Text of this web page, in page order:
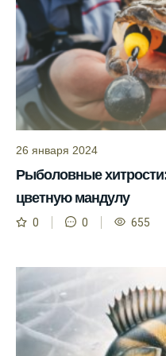
помогает мне
рыбалки в
Я скачал
знаю, когда
Рыболовный
ловли
Учитывайте
Находитесь в
Прогноз клева
и это делает
Я всегда
26 января 2024
Рыболовные
цветную мандулу
0 0 655